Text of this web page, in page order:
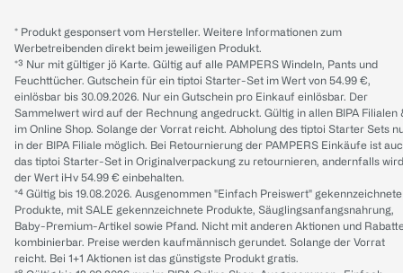
* Produkt gesponsert vom Hersteller. Weitere Informationen zum
Werbetreibenden direkt beim jeweiligen Produkt.
*³ Nur mit gültiger jö Karte. Gültig auf alle PAMPERS Windeln, Pants und
Feuchttücher. Gutschein für ein tiptoi Starter-Set im Wert von 54.99 €,
einlösbar bis 30.09.2026. Nur ein Gutschein pro Einkauf einlösbar. Der
Sammelwert wird auf der Rechnung angedruckt. Gültig in allen BIPA Filialen
im Online Shop. Solange der Vorrat reicht. Abholung des tiptoi Starter Sets
in der BIPA Filiale möglich. Bei Retournierung der PAMPERS Einkäufe ist
das tiptoi Starter-Set in Originalverpackung zu retournieren, andernfalls wird
der Wert iHv 54.99 € einbehalten.
*⁴ Gültig bis 19.08.2026. Ausgenommen "Einfach Preiswert" gekennzeichnete
Produkte, mit SALE gekennzeichnete Produkte, Säuglingsanfangsnahrung,
Baby-Premium-Artikel sowie Pfand. Nicht mit anderen Aktionen und
kombinierbar. Preise werden kaufmännisch gerundet. Solange der Vorrat
reicht. Bei 1+1 Aktionen ist das günstigste Produkt gratis.